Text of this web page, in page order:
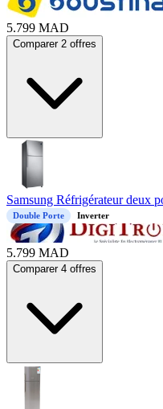
5.799 MAD
Comparer 2 offres
Samsung Réfrigérateur deux
Double Porte Inverter
5.799 MAD
Comparer 4 offres